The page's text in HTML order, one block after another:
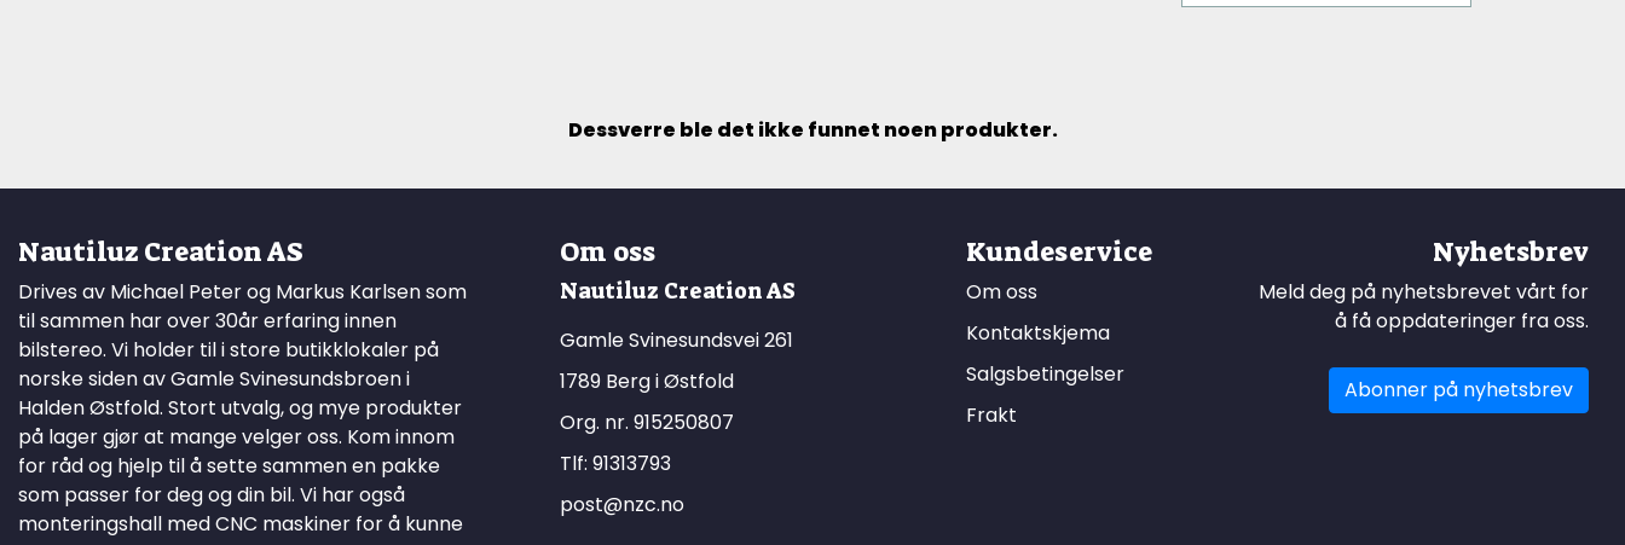
Dessverre ble det ikke funnet noen produkter.
Nautiluz Creation AS
Drives av Michael Peter og Markus Karlsen som
til sammen har over 30år erfaring innen
bilstereo. Vi holder til i store butikklokaler på
norske siden av Gamle Svinesundsbroen i
Halden Østfold. Stort utvalg, og mye produkter
på lager gjør at mange velger oss. Kom innom
for råd og hjelp til å sette sammen en pakke
som passer for deg og din bil. Vi har også
monteringshall med CNC maskiner for å kunne
Om oss
Nautiluz Creation AS
Gamle Svinesundsvei 261
1789 Berg i Østfold
Org. nr. 915250807
Tlf: 91313793
post@nzc.no
Kundeservice
Om oss
Kontaktskjema
Salgsbetingelser
Frakt
Nyhetsbrev
Meld deg på nyhetsbrevet vårt for
å få oppdateringer fra oss.
Abonner på nyhetsbrev